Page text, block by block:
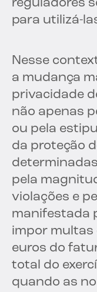
reguladores
para utilizá-
Nesse
a mudança
privacidade
não apenas
ou pela
da proteção
pela
violações e
manifestada
impor multas
euros do
total do
quando as